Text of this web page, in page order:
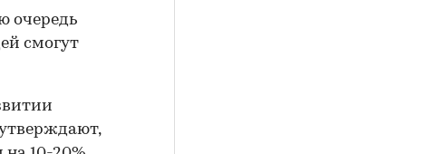
очередь
смогут